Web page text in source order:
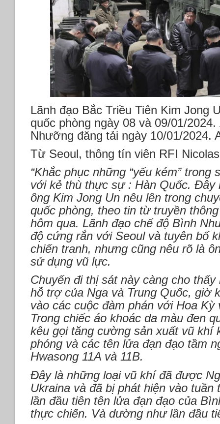
Lãnh đạo Bắc Triều Tiên Kim Jong
quốc phòng ngày 08 và 09/01/
Nhưỡng đăng tải ngày 10/01/2024.
Từ Seoul, thông tín viên RFI
“Khắc phục những “yếu kém”
với kẻ thù thực sự : Hàn Quốc. Đây
ông Kim Jong Un nêu lên trong
quốc phòng, theo tin từ truyền
hôm qua. Lãnh đạo chế độ Bình
độ cứng rắn với Seoul và tuyên bố
chiến tranh, nhưng cũng nêu rõ là
sử dụng vũ lực.
Chuyến đi thị sát này càng cho
hỗ trợ của Nga và Trung Quốc, giờ
vào các cuộc đàm phán với Hoa
Trong chiếc áo khoác da màu đen
kêu gọi tăng cường sản xuất vũ khí
phóng và các tên lửa đạn đạo tầm
Hwasong 11A và 11B.
Đây là những loại vũ khí đã được
Ukraina và đã bị phát hiện vào
lần đầu tiên tên lửa đạn đạo của
thực chiến. Và dường như lần đầu